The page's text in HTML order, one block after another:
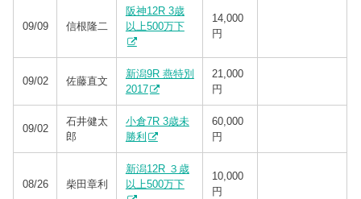
09/09 信根隆二
阪神12R 3歳
以上500万下
14,000
円
09/02 佐藤直文
新潟9R 燕特別
2017
21,000
円
09/02
石井健太
郎
小倉7R 3歳未
勝利
60,000
円
08/26 柴田章利
新潟12R ３歳
以上500万下
10,000
円